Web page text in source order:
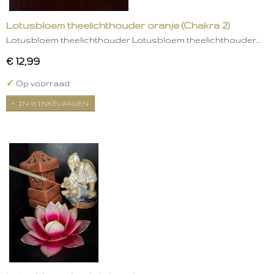
Lotusbloem theelichthouder oranje (Chakra 2)
Lotusbloem theelichthouder Lotusbloem theelichthouder…
€ 12,99
✓ Op voorraad
IN WINKELWAGEN